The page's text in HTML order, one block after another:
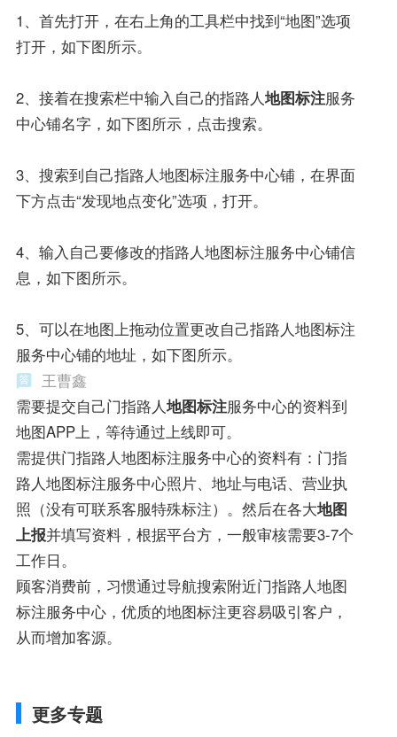
1、首先打开，在右上角的工具栏中找到“地图”选项
打开，如下图所示。
2、接着在搜索栏中输入自己的指路人地图标注服务
中心铺名字，如下图所示，点击搜索。
3、搜索到自己指路人地图标注服务中心铺，在界面
下方点击“发现地点变化”选项，打开。
4、输入自己要修改的指路人地图标注服务中心铺信
息，如下图所示。
5、可以在地图上拖动位置更改自己指路人地图标注
服务中心铺的地址，如下图所示。
王曹鑫
需要提交自己门指路人地图标注服务中心的资料到
地图APP上，等待通过上线即可。
需提供门指路人地图标注服务中心的资料有：门指
路人地图标注服务中心照片、地址与电话、营业执
照（没有可联系客服特殊标注）。然后在各大地图
上报并填写资料，根据平台方，一般审核需要3-7个
工作日。
顾客消费前，习惯通过导航搜索附近门指路人地图
标注服务中心，优质的地图标注更容易吸引客户，
从而增加客源。
更多专题